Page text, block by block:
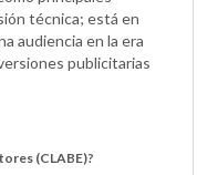
técnica; está en
audiencia en la era
publicitarias
(CLABE)?